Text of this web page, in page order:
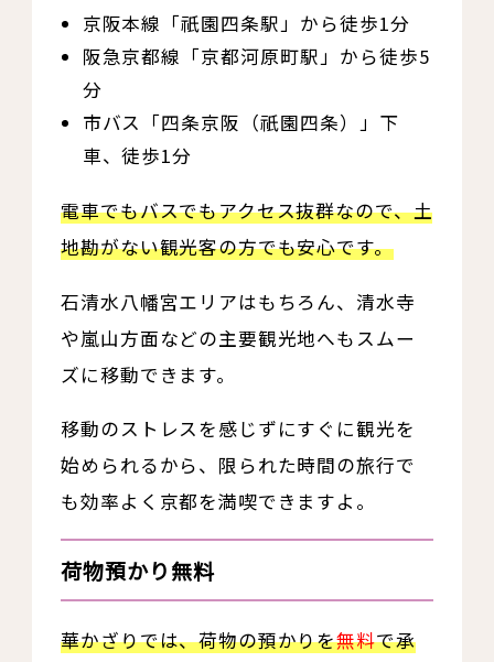
京阪本線「祇園四条駅」から徒歩1分
阪急京都線「京都河原町駅」から徒歩5
分
市バス「四条京阪（祇園四条）」下
車、徒歩1分
電車でもバスでもアクセス抜群なので、土
地勘がない観光客の方でも安心です。
石清水八幡宮エリアはもちろん、清水寺
や嵐山方面などの主要観光地へもスムー
ズに移動できます。
移動のストレスを感じずにすぐに観光を
始められるから、限られた時間の旅行で
も効率よく京都を満喫できますよ。
荷物預かり無料
華かざりでは、荷物の預かりを無料で承